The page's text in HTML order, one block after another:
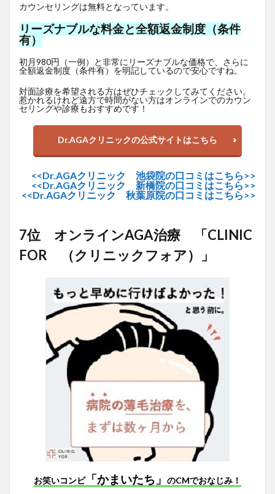
カウンセリングは無料となっています。
リーズナブルな料金と全額返金制度（条件
有）
初月980円（一例）と非常にリーズナブルな価格で、さらに
全額返金制度（条件有）を明記しているので安心ですね。
対面診療を希望される方はぜひチェックしてみてください。
惹かれるけれど遠方で時間がない方はオンラインでのカウン
セリングや診療もおすすめです！
Dr.AGAクリニックの公式サイトはこちら
<<Dr.AGAクリニック 池袋院の口コミはこちら>>
<<Dr.AGAクリニック 新橋院の口コミはこちら>>
<<Dr.AGAクリニック 秋葉原院の口コミはこちら>>
7位 オンラインAGA治療 「CLINIC
FOR （クリニックフォア）」
お笑いコンビ「かまいたち」 のCMでおなじみ！